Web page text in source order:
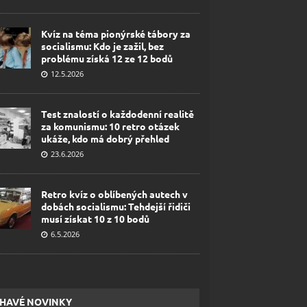
Kvíz na téma pionýrské tábory za
socialismu: Kdo je zažil, bez
problému získá 12 ze 12 bodů
12.5.2026
Test znalostí o každodenní realitě
za komunismu: 10 retro otázek
ukáže, kdo má dobrý přehled
23.6.2026
Retro kvíz o oblíbených autech v
dobách socialismu: Tehdejší řidiči
musí získat 10 z 10 bodů
6.5.2026
NOVINKY